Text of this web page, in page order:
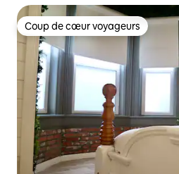
Coup de cœur voyageurs
Coup de cœur voyageurs